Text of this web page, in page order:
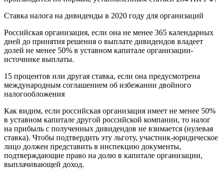
Ставка налога на дивиденды в 2020 году для организаций
Российская организация, если она не менее 365 календарных
дней до принятия решения о выплате дивидендов владеет
долей не менее 50% в уставном капитале организации-
источнике выплаты.
15 процентов или другая ставка, если она предусмотрена
международным соглашением об избежании двойного
налогообложения
Как видим, если российская организация имеет не менее 50%
в уставном капитале другой российской компании, то налог
на прибыль с полученных дивидендов не взимается (нулевая
ставка). Чтобы подтвердить эту льготу, участник-юридическое
лицо должен представить в инспекцию документы,
подтверждающие право на долю в капитале организации,
выплачивающей доход.